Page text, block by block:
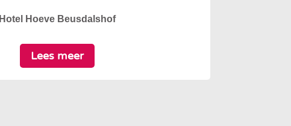
Hotel Hoeve Beusdalshof
Lees meer